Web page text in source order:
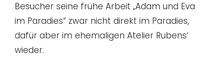
Besucher seine frühe Arbeit „Adam und Eva
im Paradies“ zwar nicht direkt im Paradies,
dafür aber im ehemaligen Atelier Rubens‘
wieder.